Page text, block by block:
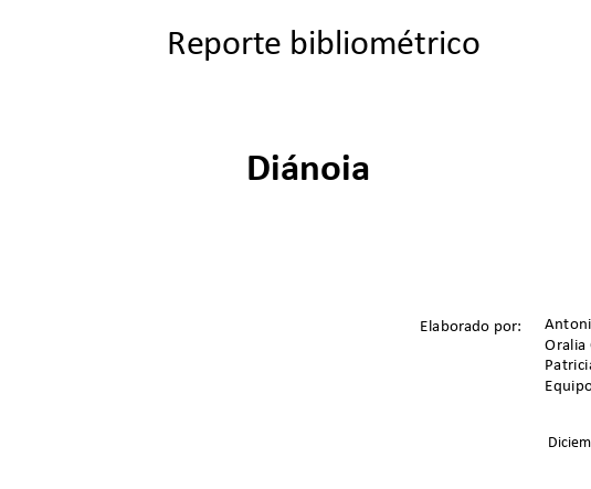
Reporte bibliométrico
Oralia
Elaborado por:
Diánoia